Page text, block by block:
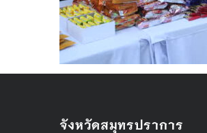
จังหวัดสมุทรปราการ